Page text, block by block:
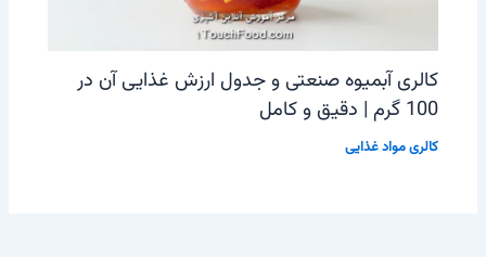
کالری آبمیوه صنعتی و جدول ارزش غذایی آن در
100 گرم | دقیق و کامل
کالری مواد غذایی